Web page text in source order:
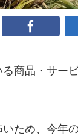
商品・サー
ため、今年